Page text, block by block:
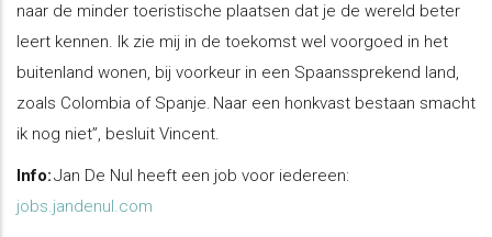
naar de minder toeristische plaatsen dat je de wereld beter
leert kennen. Ik zie mij in de toekomst wel voorgoed in het
buitenland wonen, bij voorkeur in een Spaanssprekend land,
zoals Colombia of Spanje. Naar een honkvast bestaan smacht
ik nog niet”, besluit Vincent.
Info:Jan De Nul heeft een job voor iedereen:
jobs.jandenul.com